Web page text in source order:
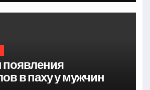
в паху у мужчин